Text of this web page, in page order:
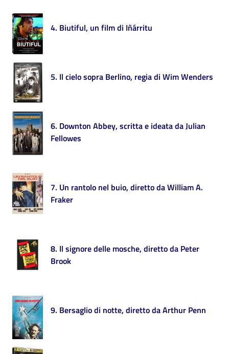
Casa
Piani
Archivio
storico
Decentrate
Patto
la
lettura
Seguici
su
4. Biutiful, un film di Iñárritu
5. Il cielo sopra Berlino, regia di Wim Wenders
6. Downton Abbey, scritta e ideata da Julian
Fellowes
7. Un rantolo nel buio, diretto da William A.
Fraker
8. Il signore delle mosche, diretto da Peter
Brook
9. Bersaglio di notte, diretto da Arthur Penn